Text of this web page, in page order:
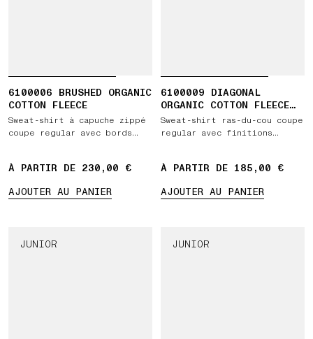
6100006 BRUSHED ORGANIC
COTTON FLEECE
Sweat-shirt à capuche zippé
coupe regular avec bords
À PARTIR DE 230,00 €
AJOUTER AU PANIER
6100009 DIAGONAL
ORGANIC COTTON FLEECE
'OLD' EFFECT
Sweat-shirt ras-du-cou coupe
regular avec finitions
À PARTIR DE 185,00 €
AJOUTER AU PANIER
JUNIOR JUNIOR